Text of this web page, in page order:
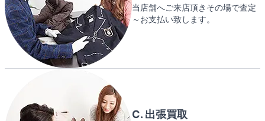
当店舗へご来店頂きその場で査定
～お支払い致します。
C. 出張買取